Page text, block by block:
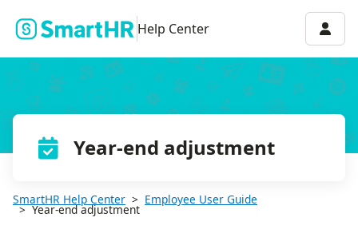
Help Center
Year-end adjustment
SmartHR Help Center Employee User Guide
Year-end adjustment